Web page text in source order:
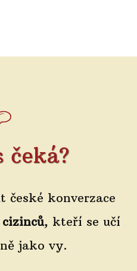
čeká?
české konverzace
, kteří se učí
jako vy.